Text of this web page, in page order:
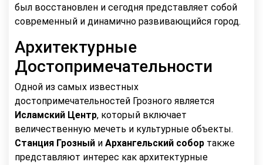
был восстановлен и сегодня представляет собой
современный и динамично развивающийся город.
Архитектурные
Достопримечательности
Одной из самых известных
достопримечательностей Грозного является
Исламский Центр, который включает
величественную мечеть и культурные объекты.
Станция Грозный и Архангельский собор также
представляют интерес как архитектурные